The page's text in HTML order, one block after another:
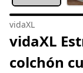
vidaXL
vidaXL
colchón